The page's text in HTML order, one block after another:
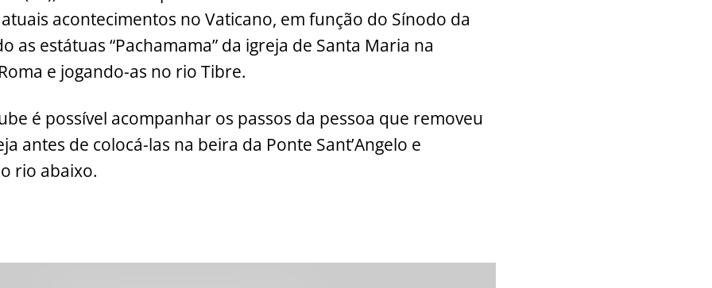
y
Li
n
e
acontecimentos no Vaticano, em função do Sínodo da
as estátuas “Pachamama” da igreja de Santa Maria na
e jogando-as no rio Tibre.
é possível acompanhar os passos da pessoa que removeu
antes de colocá-las na beira da Ponte Sant’Angelo e
rio abaixo.